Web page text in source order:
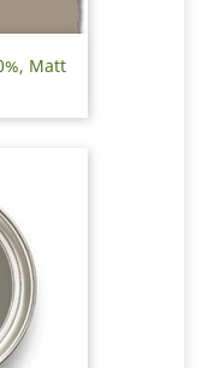
Matt